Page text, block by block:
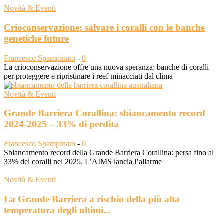
Novità & Eventi
Crioconservazione: salvare i coralli con le banche
genetiche future
Francesco Spampinato - 0
La crioconservazione offre una nuova speranza: banche di coralli
per proteggere e ripristinare i reef minacciati dal clima
Novità & Eventi
Grande Barriera Corallina: sbiancamento record
2024-2025 – 33% di perdita
Francesco Spampinato - 0
Sbiancamento record della Grande Barriera Corallina: persa fino al
33% dei coralli nel 2025. L’AIMS lancia l’allarme
Novità & Eventi
La Grande Barriera a rischio della più alta
temperatura degli ultimi...